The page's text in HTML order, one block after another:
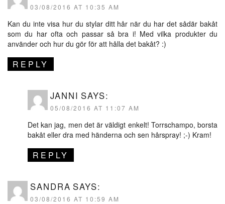
03/08/2016 AT 10:35 AM
Kan du inte visa hur du stylar ditt hår när du har det sådär bakåt
som du har ofta och passar så bra i! Med vilka produkter du
använder och hur du gör för att hålla det bakåt? :)
REPLY
JANNI SAYS:
05/08/2016 AT 11:07 AM
Det kan jag, men det är väldigt enkelt! Torrschampo, borsta
bakåt eller dra med händerna och sen hårspray! ;-) Kram!
REPLY
SANDRA SAYS:
03/08/2016 AT 10:59 AM